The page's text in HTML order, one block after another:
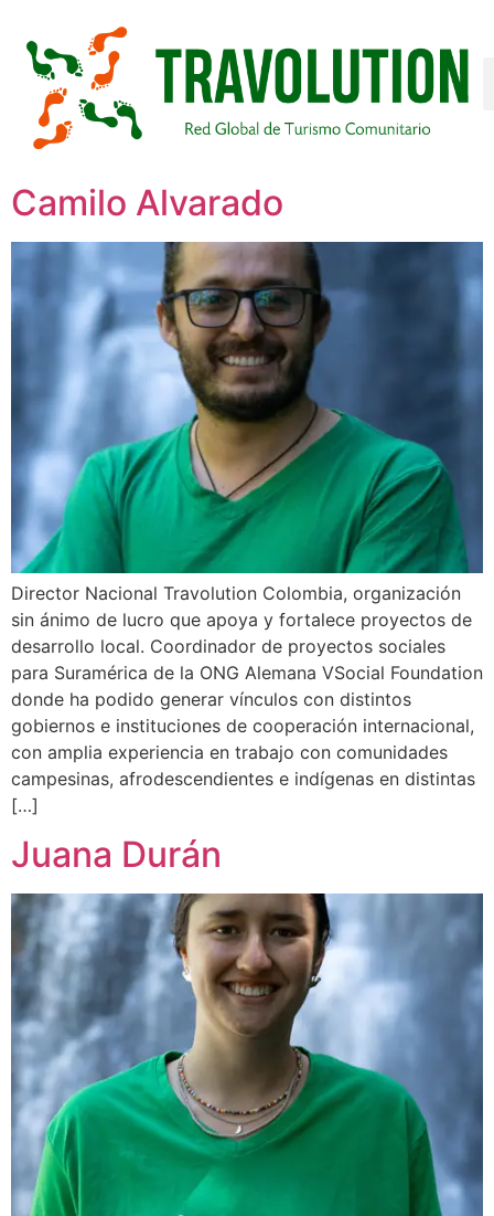
Camilo Alvarado
Director Nacional Travolution Colombia, organización
sin ánimo de lucro que apoya y fortalece proyectos de
desarrollo local. Coordinador de proyectos sociales
para Suramérica de la ONG Alemana VSocial Foundation
donde ha podido generar vínculos con distintos
gobiernos e instituciones de cooperación internacional,
con amplia experiencia en trabajo con comunidades
campesinas, afrodescendientes e indígenas en distintas
[…]
Juana Durán